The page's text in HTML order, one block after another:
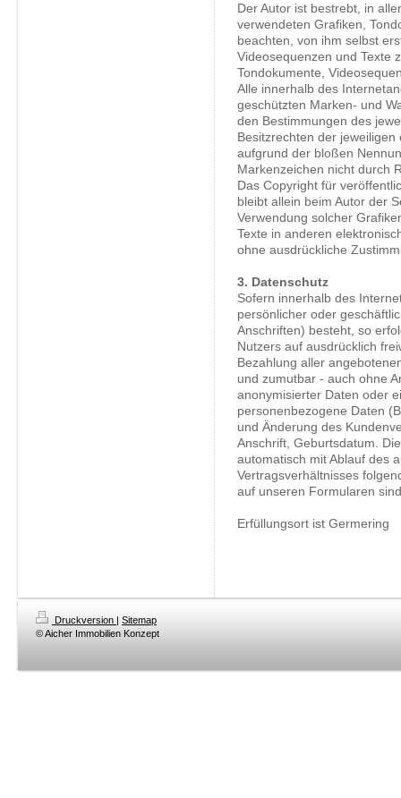
Der Autor ist bestrebt, in
verwendeten Grafiken,
beachten, von ihm selbst
Videosequenzen und Texte
Tondokumente,
Alle innerhalb des
geschützten Marken- und
den Bestimmungen des
Besitzrechten der
aufgrund der bloßen
Markenzeichen nicht durch
Das Copyright für
bleibt allein beim Autor der
Verwendung solcher
Texte in anderen
ohne ausdrückliche
3. Datenschutz
Sofern innerhalb des
persönlicher oder
Anschriften) besteht, so
Nutzers auf ausdrücklich
Bezahlung aller
und zumutbar - auch ohne
anonymisierter Daten oder
personenbezogene Daten
und Änderung des
Anschrift, Geburtsdatum.
automatisch mit Ablauf des
Vertragsverhältnisses
auf unseren Formularen
Erfüllungsort ist Germering
Druckversion | Sitemap
© Aicher Immobilien Konzept